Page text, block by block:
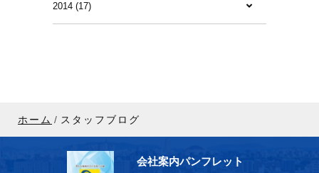
2014 (17)
ホーム スタッフブログ
会社案内パンフレット